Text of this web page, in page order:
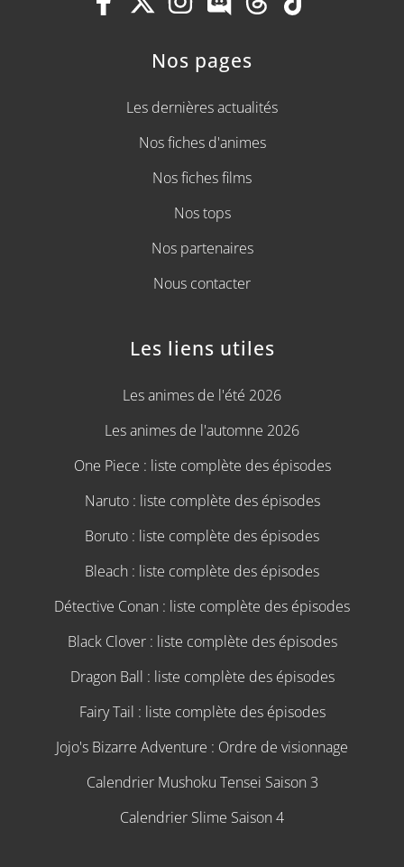
Nos pages
Les dernières actualités
Nos fiches d'animes
Nos fiches films
Nos tops
Nos partenaires
Nous contacter
Les liens utiles
Les animes de l'été 2026
Les animes de l'automne 2026
One Piece : liste complète des épisodes
Naruto : liste complète des épisodes
Boruto : liste complète des épisodes
Bleach : liste complète des épisodes
Détective Conan : liste complète des épisodes
Black Clover : liste complète des épisodes
Dragon Ball : liste complète des épisodes
Fairy Tail : liste complète des épisodes
Jojo's Bizarre Adventure : Ordre de visionnage
Calendrier Mushoku Tensei Saison 3
Calendrier Slime Saison 4